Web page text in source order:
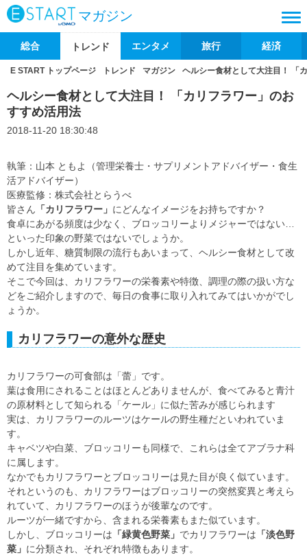
マガジン
総合 トレンド エンタメ 旅行 経済
E START トップページ トレンド マガジン ヘルシー食材として大注目！ 「
ヘルシー食材として大注目！ 「カリフラワー」のお
すすめ活用法
2018-11-20 18:30:48
執筆：山本 ともよ（管理栄養士・サプリメントアドバイザー・食生
活アドバイザー）
医療監修：株式会社とらうべ
皆さん 「カリフラワー」 にどんなイメージをお持ちですか？
食卓にあがる頻度は少なく、ブロッコリーよりメジャーではない…
といった印象の野菜ではないでしょうか。
しかし近年、糖質制限の流行もあいまって、ヘルシー食材として改
めて注目を集めています。
そこで今回は、カリフラワーの栄養素や特徴、調理の際の扱い方な
どをご紹介しますので、毎日の食事に取り入れてみてはいかがでし
ょうか。
カリフラワーの意外な歴史
カリフラワーの可食部は「蕾」です。
葉は食用にされることはほとんどありませんが、食べてみると青汁
の原材料として知られる「ケール」に似た苦みが感じられます
実は、カリフラワーのルーツはケールの野生種だといわれていま
す。
キャベツや白菜、ブロッコリーも同様で、これらは全てアブラナ科
に属します。
なかでもカリフラワーとブロッコリーは見た目が良く似ています。
それというのも、カリフラワーはブロッコリーの突然変異と考えら
れていて、カリフラワーのほうが後輩なのです。
ルーツが一緒ですから、含まれる栄養素もまた似ています。
しかし、ブロッコリーは 「緑黄色野菜」 でカリフラワーは 「淡色野
菜」 に分類され、それぞれ特徴もあります。